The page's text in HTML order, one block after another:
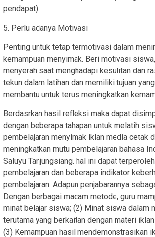
pendapat).
5. Perlu adanya Motivasi
Penting untuk tetap termotivasi dalam
kemampuan menyimak. Beri motivasi
menyerah saat menghadapi kesulitan dan
tekun dalam latihan dan memiliki tujuan
membantu untuk terus meningkatkan
Berdasrkan hasil refleksi maka dapat
dengan beberapa tahapan untuk melatih
pembelajaran menyimak iklan media cetak
meningkatkan mutu pembelajaran bahasa
Saluyu Tanjungsiang. hal ini dapat
pembelajaran dan beberapa indikator
pembelajaran. Adapun penjabarannya
Dengan berbagai macam metode, guru
minat belajar siswa; (2) Minat siswa dalam
terutama yang berkaitan dengan materi
(3) Kemampuan hasil mendemonstrasikan